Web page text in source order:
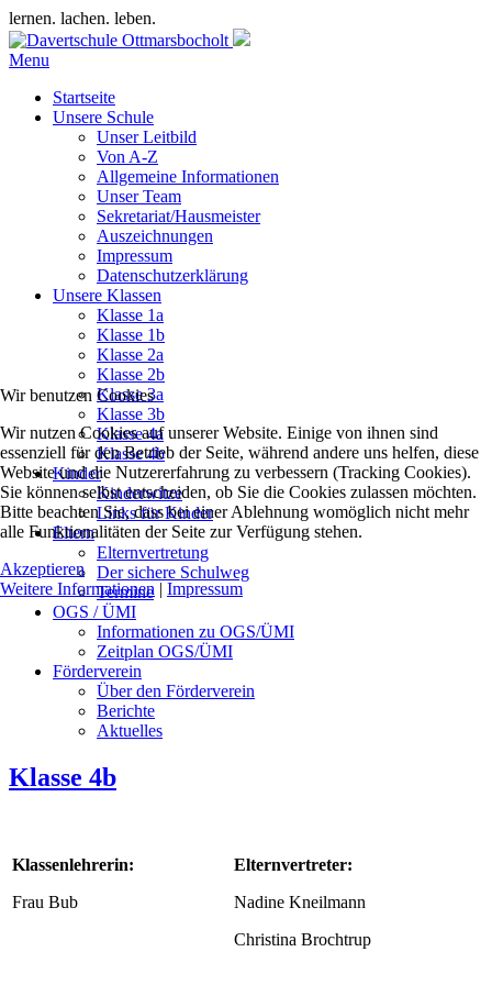
lernen. lachen. leben.
Menu
Startseite
Unsere Schule
Unser Leitbild
Von A-Z
Allgemeine Informationen
Unser Team
Sekretariat/Hausmeister
Auszeichnungen
Impressum
Datenschutzerklärung
Unsere Klassen
Klasse 1a
Klasse 1b
Klasse 2a
Klasse 2b
Klasse 3a
Klasse 3b
Klasse 4a
Klasse 4b
Kinder
Kinderwitze
Links für Kinder
Eltern
Elternvertretung
Der sichere Schulweg
Termine
OGS / ÜMI
Informationen zu OGS/ÜMI
Zeitplan OGS/ÜMI
Förderverein
Über den Förderverein
Berichte
Aktuelles
Klasse 4b
Klassenlehrerin:
Frau Bub
Elternvertreter:
Nadine Kneilmann
Christina Brochtrup
Wir benutzen Cookies
Wir nutzen Cookies auf unserer Website. Einige von ihnen sind
essenziell für den Betrieb der Seite, während andere uns helfen, diese
Website und die Nutzererfahrung zu verbessern (Tracking Cookies).
Sie können selbst entscheiden, ob Sie die Cookies zulassen möchten.
Bitte beachten Sie, dass bei einer Ablehnung womöglich nicht mehr
alle Funktionalitäten der Seite zur Verfügung stehen.
Akzeptieren
Weitere Informationen | Impressum